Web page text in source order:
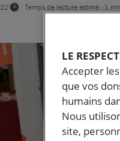
Temps de lecture estimé : 1
LE
Accepter
que vos
humains
Nous
site,